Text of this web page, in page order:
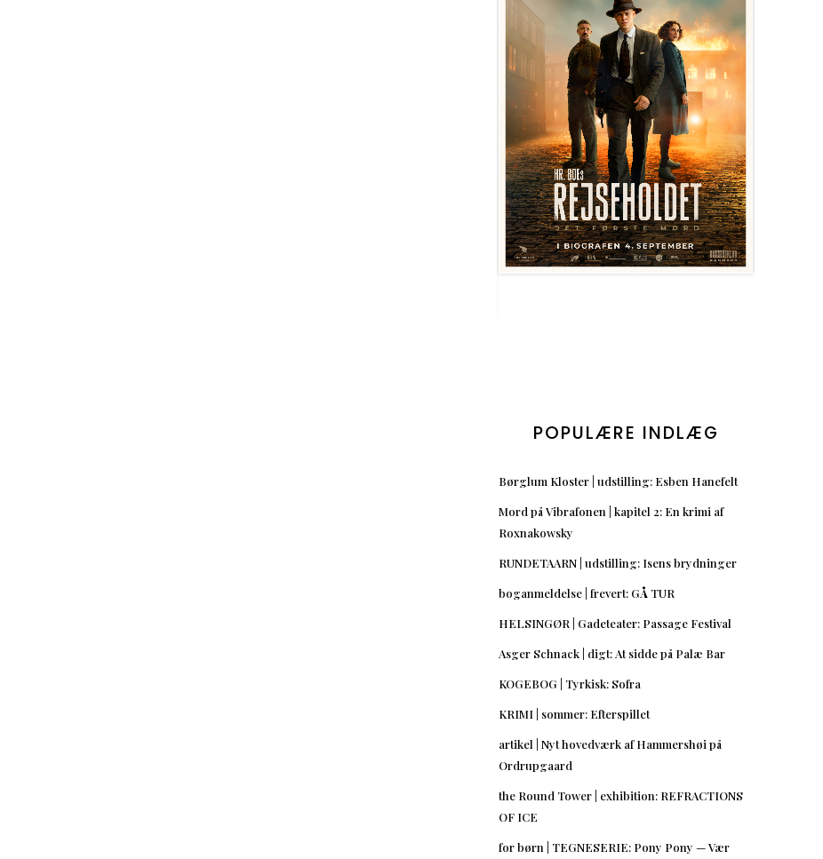
POPULÆRE INDLÆG
Børglum Kloster | udstilling: Esben Hanefelt
Mord på Vibrafonen | kapitel 2: En krimi af
Roxnakowsky
RUNDETAARN | udstilling: Isens brydninger
boganmeldelse | frevert: GÅ TUR
HELSINGØR | Gadeteater: Passage Festival
Asger Schnack | digt: At sidde på Palæ Bar
KOGEBOG | Tyrkisk: Sofra
KRIMI | sommer: Efterspillet
artikel | Nyt hovedværk af Hammershøi på
Ordrupgaard
the Round Tower | exhibition: REFRACTIONS
OF ICE
for børn | TEGNESERIE: Pony Pony — Vær